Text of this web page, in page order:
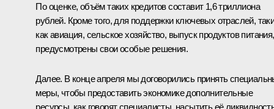
По оценке, объём таких кредитов составит 1,6 триллиона
рублей. Кроме того, для поддержки ключевых отраслей,
как авиация, сельское хозяйство, выпуск продуктов питания,
предусмотрены свои особые решения.
Далее. В конце апреля мы договорились принять
меры, чтобы предоставить экономике дополнительные
ресурсы, как говорят специалисты, насытить её